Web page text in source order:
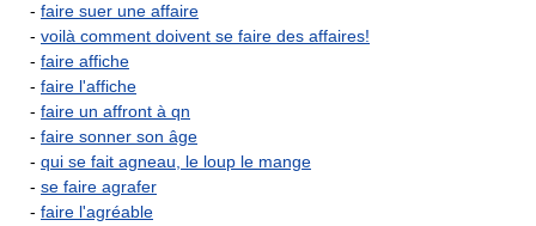
- faire suer une affaire
- voilà comment doivent se faire des affaires!
- faire affiche
- faire l'affiche
- faire un affront à qn
- faire sonner son âge
- qui se fait agneau, le loup le mange
- se faire agrafer
- faire l'agréable